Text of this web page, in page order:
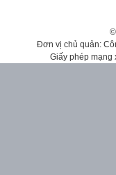
Đơn vị chủ quản:
Giấy phép mạng